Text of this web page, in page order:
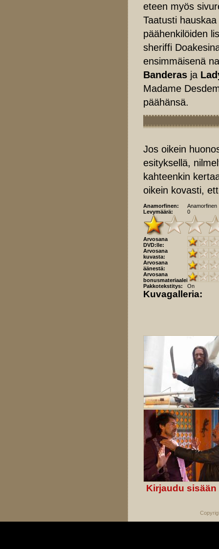
eteen myös
Taatusti
päähenkilöiden
sheriffi
ensimmäisenä
Banderas ja
Madame
päähänsä.
Jos oikein
esityksellä,
kahteenkin
oikein kovasti,
Anamorfinen:
Anamorfinen
Levymäärä:
0
Arvosana
DVD:lle:
Arvosana
kuvasta:
Arvosana
äänestä:
Arvosana
bonusmateriaaleista:
Pakkotekstitys:
On
Kuvagalleria:
Kirjaudu sisään